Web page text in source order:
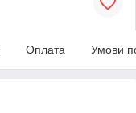
Оплата Умови